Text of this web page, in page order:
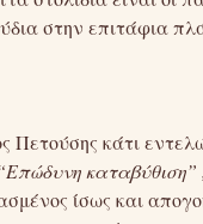
στην επιτάφια
Πετούσης κάτι
καταβύθιση” ,
ίσως και